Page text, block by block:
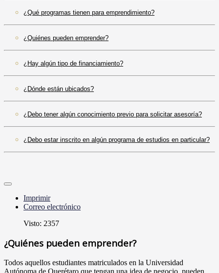
¿Qué programas tienen para emprendimiento?
¿Quiénes pueden emprender?
¿Hay algún tipo de financiamiento?
¿Dónde están ubicados?
¿Debo tener algún conocimiento previo para solicitar asesoría?
¿Debo estar inscrito en algún programa de estudios en particular?
Imprimir
Correo electrónico
Visto: 2357
¿Quiénes pueden emprender?
Todos aquellos estudiantes matriculados en la Universidad
Autónoma de Querétaro que tengan una idea de negocio, pueden